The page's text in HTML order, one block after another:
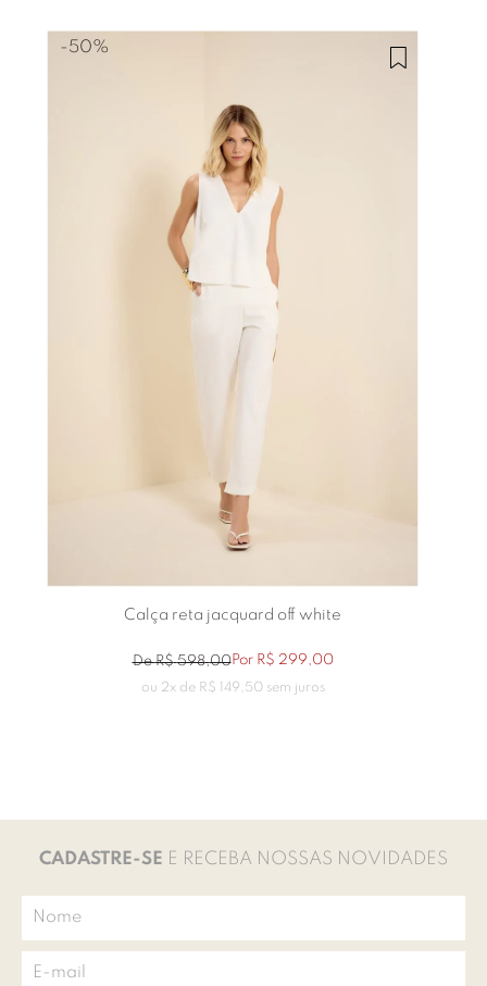
-50%
Calça reta jacquard off white
DeR$ 598,00Por R$ 299,00
ou 2x de R$ 149 50sem juros
CADASTRE-SE E RECEBA NOSSAS NOVIDADES